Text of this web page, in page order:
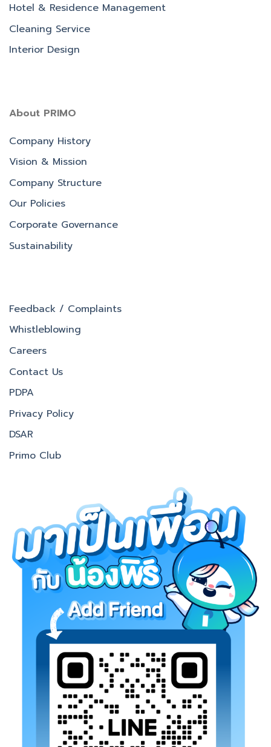
Hotel & Residence Management
Cleaning Service
Interior Design
About PRIMO
Company History
Vision & Mission
Company Structure
Our Policies
Corporate Governance
Sustainability
Feedback / Complaints
Whistleblowing
Careers
Contact Us
PDPA
Privacy Policy
DSAR
Primo Club